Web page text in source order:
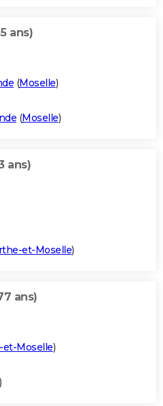
ans)
(Moselle)
(Moselle)
ans)
et-Moselle)
ans)
Moselle)
)